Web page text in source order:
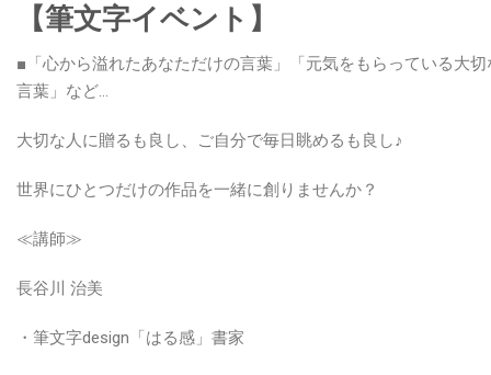
【筆文字イベント】
■「心から溢れたあなただけの言葉」「元気をもらっている大切
言葉」など…
大切な人に贈るも良し、ご自分で毎日眺めるも良し♪
世界にひとつだけの作品を一緒に創りませんか？
≪講師≫
長谷川 治美
・筆文字design「はる感」書家